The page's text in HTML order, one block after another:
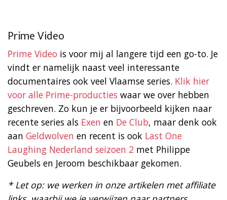
Prime Video
Prime Video is voor mij al langere tijd een go-to. Je
vindt er namelijk naast veel interessante
documentaires ook veel Vlaamse series. Klik hier
voor alle Prime-producties waar we over hebben
geschreven. Zo kun je er bijvoorbeeld kijken naar
recente series als Exen en De Club, maar denk ook
aan Geldwolven en recent is ook Last One
Laughing Nederland seizoen 2 met Philippe
Geubels en Jeroom beschikbaar gekomen.
* Let op: we werken in onze artikelen met affiliate